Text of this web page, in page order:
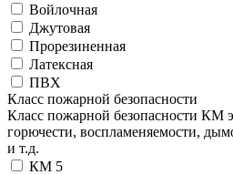
Войлочная
Джутовая
Прорезиненная
Латексная
ПВХ
Класс пожарной безопасности
Класс пожарной безопасности КМ
горючести, воспламеняемости,
и т.д.
КМ 5